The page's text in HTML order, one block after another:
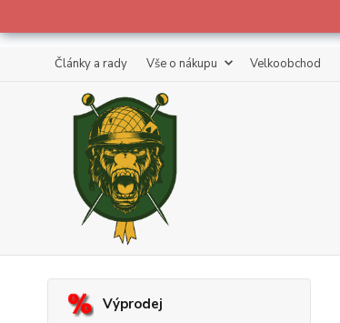
Články a rady Vše o nákupu Velkoobchod
Výprodej